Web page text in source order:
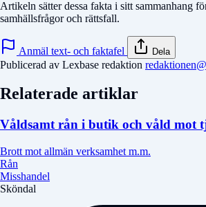
Artikeln sätter dessa fakta i sitt sammanhang
samhällsfrågor och rättsfall.
Anmäl text- och faktafel Dela
Publicerad av Lexbase redaktion
Relaterade artiklar
Våldsamt rån i butik och våld mot
Brott mot allmän verksamhet m.m.
Rån
Misshandel
Sköndal